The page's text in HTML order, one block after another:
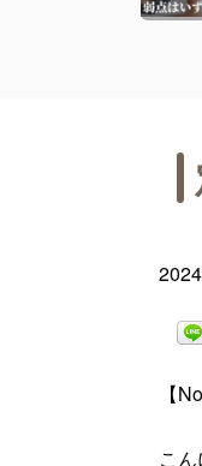
【
こん